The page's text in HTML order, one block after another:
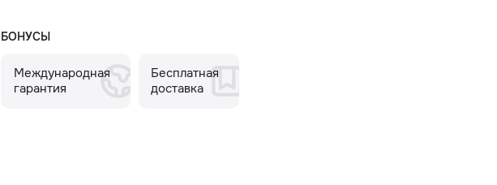
БОНУСЫ
Международная
гарантия
Бесплатная
доставка